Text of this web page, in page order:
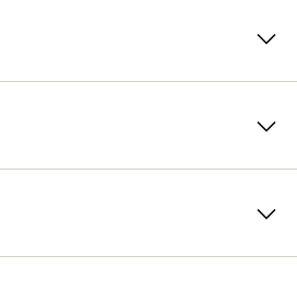
dass Sie zu Ihrem Recht kommen.
Beraten lassen
Denn durch unsere flexiblen